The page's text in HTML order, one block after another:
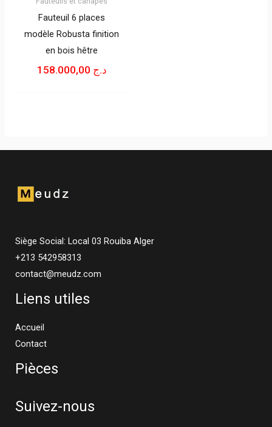
Fauteuil 6 places
modèle Robusta finition
en bois hêtre
د.ج
Siège Social: Local 03 Rouiba Alger
+213 542958313
contact@meudz.com
Liens utiles
Accueil
Contact
Pièces
Suivez-nous